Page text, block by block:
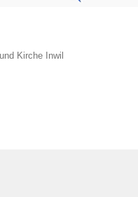
Kirche Inwil